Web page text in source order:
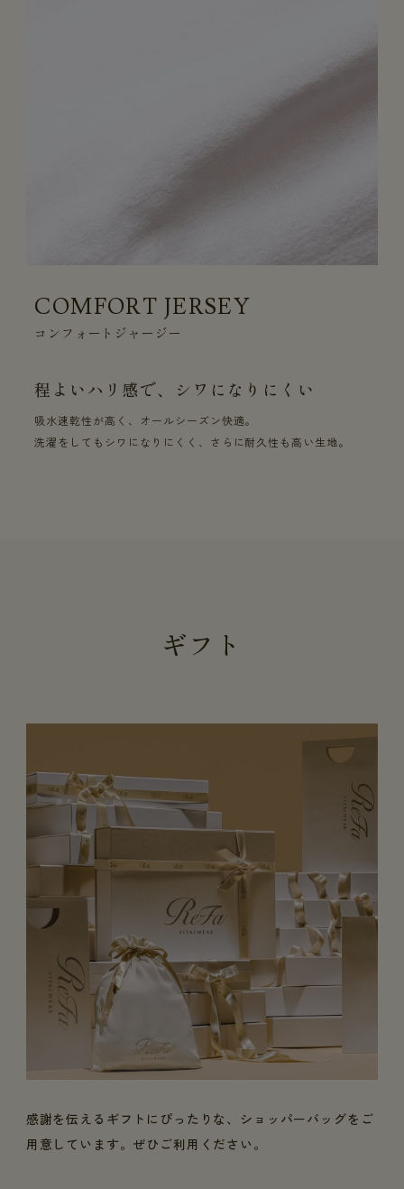
COMFORT JERSEY
コンフォートジャージー
程よいハリ感で、シワになりにくい
吸水速乾性が高く、オールシーズン快適。
洗濯をしてもシワになりにくく、さらに耐久性も高い生地。
ギフト
感謝を伝えるギフトにぴったりな、ショッパーバッグをご
用意しています。ぜひご利用ください。